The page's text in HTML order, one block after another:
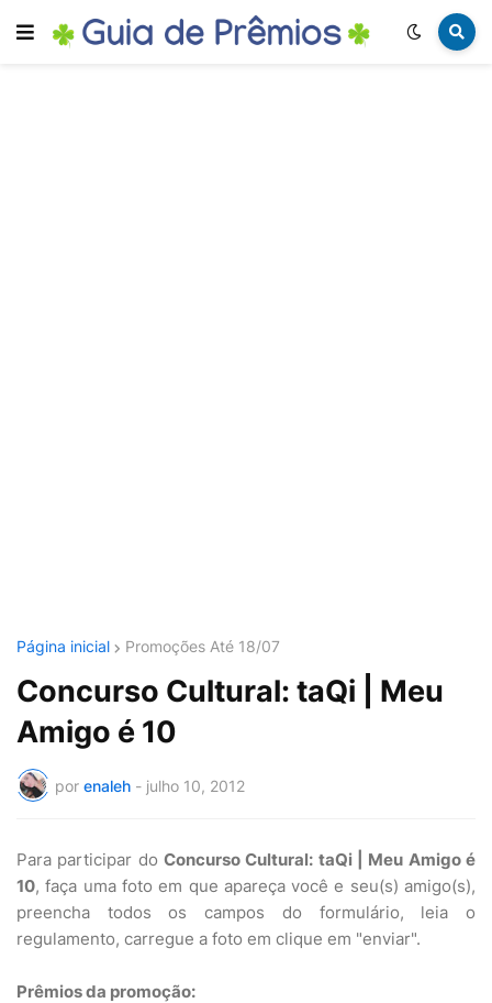
Página inicial Promoções Até 18/07
Concurso Cultural: taQi | Meu
Amigo é 10
por enaleh - julho 10, 2012
Para participar do Concurso Cultural: taQi | Meu Amigo é
10, faça uma foto em que apareça você e seu(s) amigo(s),
preencha todos os campos do formulário, leia o
regulamento, carregue a foto em clique em "enviar".
Prêmios da promoção: